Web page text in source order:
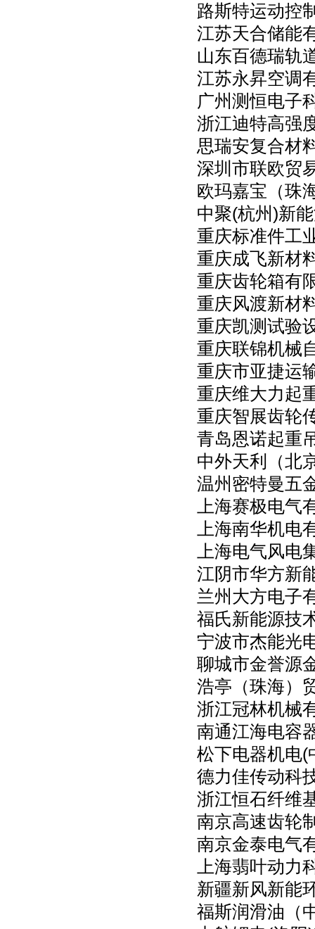
路斯特运动控
江苏天合储能
山东百德瑞轨
江苏永昇空调
广州测恒电子
浙江迪特高强
思瑞安复合材
深圳市联欧贸
欧玛嘉宝（珠
中聚(杭州)新
重庆标准件工
重庆成飞新材
重庆齿轮箱有
重庆风渡新材
重庆凯测试验
重庆联锦机械
重庆市亚捷运
重庆维大力起
重庆智展齿轮
青岛恩诺起重
中外天利（北
温州密特曼五
上海赛极电气
上海南华机电
上海电气风电
江阴市华方新
兰州大方电子
福氏新能源技
宁波市杰能光
聊城市金誉源
浩亭（珠海）
浙江冠林机械
南通江海电容
松下电器机电(
德力佳传动科
浙江恒石纤维
南京高速齿轮
南京金泰电气
上海翡叶动力
新疆新风新能
福斯润滑油（